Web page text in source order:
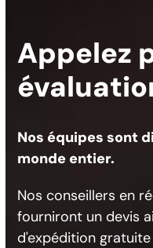
Appelez
Nos équipes sont
monde entier.
Nos conseillers en
fourniront un devis
d'expédition